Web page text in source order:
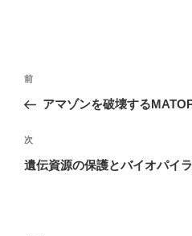
投
稿
ビ
ゲ
前
の
稿
前
アマゾンを破壊する
次
の
次
遺伝資源の保護とバイオパイ